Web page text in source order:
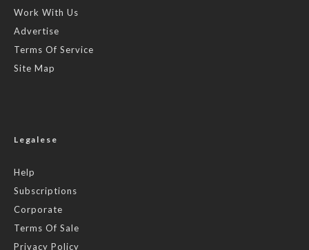
Work With Us
Advertise
Terms Of Service
Site Map
Legalese
Help
Subscriptions
Corporate
Terms Of Sale
Privacy Policy